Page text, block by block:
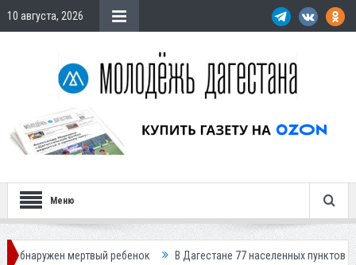
10 августа, 2026
Меню
ребенок В Дагестане 77 населенных пунктов остались без